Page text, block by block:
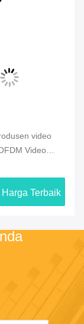
video
Video
Terbaik